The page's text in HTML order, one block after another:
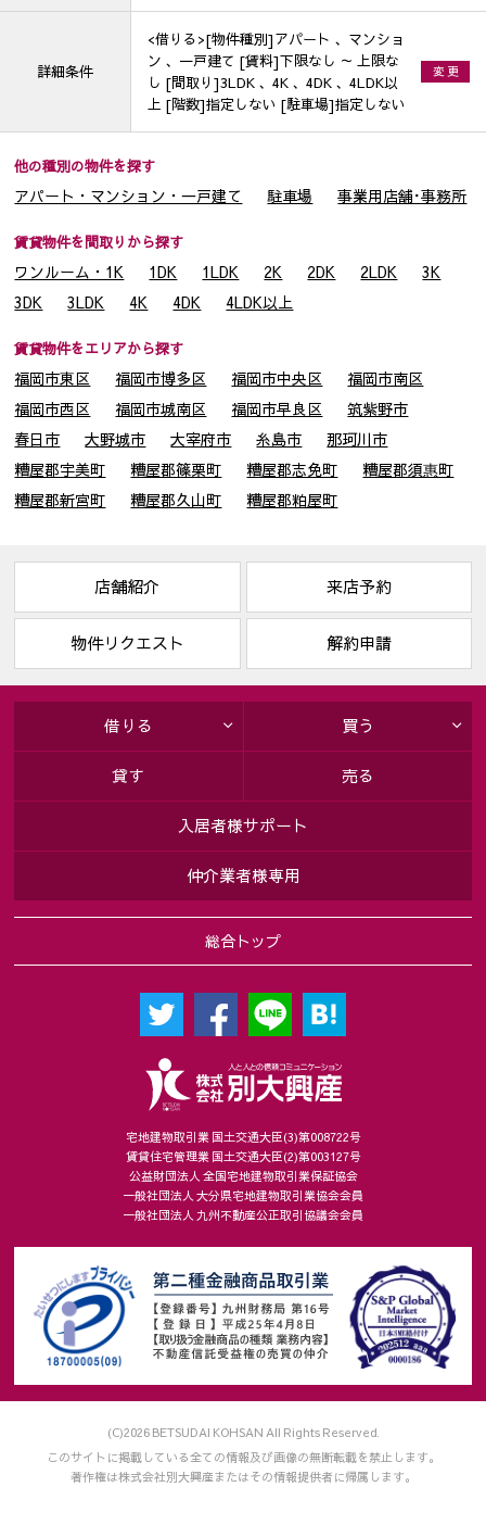
詳細条件
<借りる>[物件種別]アパート 、マンショ
ン 、一戸建て [賃料]下限なし ～ 上限な
し [間取り]3LDK 、4K 、4DK 、4LDK以
上 [階数]指定しない [駐車場]指定しない
変 更
他の種別の物件を探す
アパート・マンション・一戸建て 駐車場 事業用店舗･事務所
賃貸物件を間取りから探す
ワンルーム・1K 1DK 1LDK 2K 2DK 2LDK
3K
3DK
3LDK 4K 4DK 4LDK以上
賃貸物件をエリアから探す
福岡市東区 福岡市博多区 福岡市中央区
福岡市南区
福岡市西区
福岡市城南区 福岡市早良区
筑紫野市
春日市
大野城市 大宰府市 糸島市
那珂川市
糟屋郡宇美町
糟屋郡篠栗町 糟屋郡志免町
糟屋郡須惠町
糟屋郡新宮町
糟屋郡久山町 糟屋郡粕屋町
店舗紹介 来店予約
物件リクエスト 解約申請
宅地建物取引業 国土交通大臣(3)第008722号
賃貸住宅管理業 国土交通大臣(2)第003127号
公益財団法人 全国宅地建物取引業保証協会
一般社団法人 大分県宅地建物取引業協会会員
一般社団法人 九州不動産公正取引協議会会員
総合トップ
借りる 買う
貸す 売る
入居者様サポート
仲介業者様専用
(C)2026 BETSUDAI KOHSAN All Rights Reserved.
このサイトに掲載している全ての情報及び画像の無断転載を禁止します。
著作権は株式会社別大興産またはその情報提供者に帰属します。